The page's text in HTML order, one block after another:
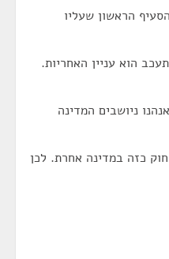
הראשון שעליו
הוא עניין האחריות.
ניושבים המדינה
כזה במדינה אחרת. לכן